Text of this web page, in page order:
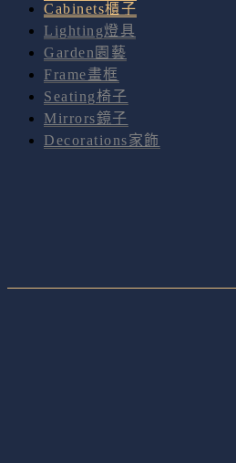
Cabinets櫃子
Lighting燈具
Garden園藝
Frame畫框
Seating椅子
Mirrors鏡子
Decorations家飾